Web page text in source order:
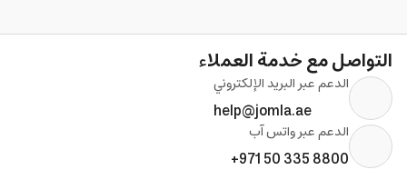
التواصل مع خدمة العملاء
الدعم عبر البريد الإلكتروني
help@jomla.ae
الدعم عبر واتس آب
+971 50 335 8800